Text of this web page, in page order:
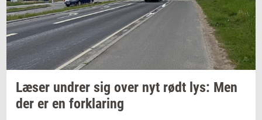
Læser un­drer sig over nyt rødt lys: Men
der er en for­kla­ring